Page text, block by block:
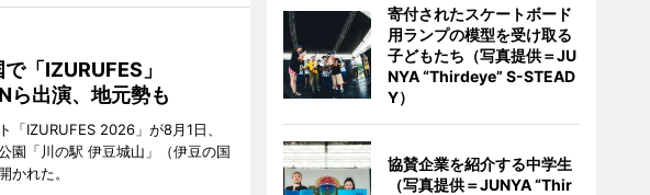
で「IZURUFES」
ら出演、地元勢も
「IZURUFES 2026」が8月1日、
園「川の駅 伊豆城山」（伊豆の国
かれた。
寄付されたスケートボード
用ランプの模型を受け取る
子どもたち（写真提供＝JU
NYA “Thirdeye” S-STEAD
Y）
協賛企業を紹介する中学生
（写真提供＝JUNYA “Thir